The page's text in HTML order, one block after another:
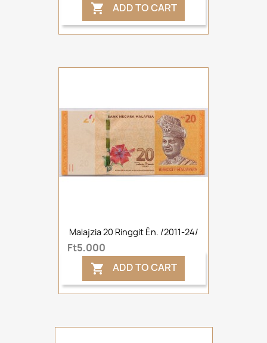
 ADD TO CART
Malajzia 20 Ringgit Én. /2011-24/
Ft5,000
 ADD TO CART